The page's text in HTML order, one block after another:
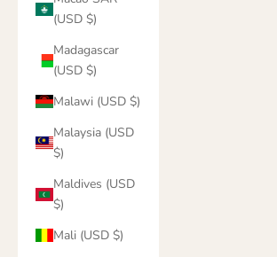
(USD $)
Madagascar
(USD $)
Malawi (USD $)
Malaysia (USD
$)
Maldives (USD
$)
Mali (USD $)